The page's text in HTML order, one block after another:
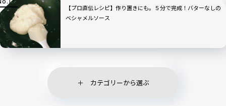
【プロ直伝レシピ】作り置きにも。５分で完成！バターなしの
ベシャメルソース
カテゴリーから選ぶ